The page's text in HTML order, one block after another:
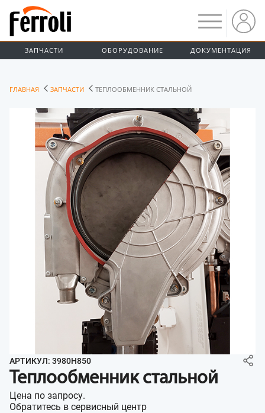
ЗАПЧАСТИ ОБОРУДОВАНИЕ ДОКУМЕНТАЦИЯ
ГЛАВНАЯ ЗАПЧАСТИ ТЕПЛООБМЕННИК СТАЛЬНОЙ
АРТИКУЛ: 3980H850
Теплообменник стальной
Цена по запросу.
Обратитесь в сервисный центр